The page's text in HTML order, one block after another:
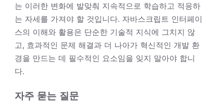
는 이러한 변화에 발맞춰 지속적으로 학습하고 적응하
는 자세를 가져야 할 것입니다. 자바스크립트 인터페이
스의 이해와 활용은 단순한 기술적 지식에 그치지 않
고, 효과적인 문제 해결과 더 나아가 혁신적인 개발 환
경을 만드는 데 필수적인 요소임을 잊지 말아야 합니
다.
자주 묻는 질문